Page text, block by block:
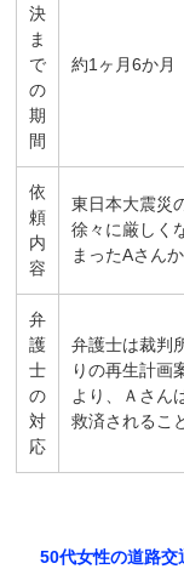
決
ま
で
の
期
間
約1ヶ月6か月
依
頼
内
容
東日本大震災
徐々に厳しく
まったAさん
弁
護
士
の
対
応
弁護士は裁判
りの再生計画
より、Ａさん
救済されるこ
50代女性の道路交